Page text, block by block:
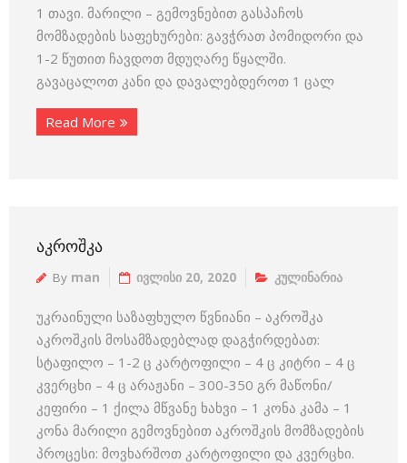
1 თავი. მარილი – გემოვნებით გასპაჩოს
მომზადების საფეხურები: გავჭრათ პომიდორი და
1-2 წუთით ჩავდოთ მდუღარე წყალში.
გავაცალოთ კანი და დავალებდეროთ 1 ცალ
Read More
ᲐᲙᲠᲝᲨᲙᲐ
By man ივლისი 20, 2020 კულინარია
უკრაინული საზაფხულო წვნიანი – აკროშკა
აკროშკის მოსამზადებლად დაგჭირდებათ:
სტაფილო – 1-2 ც კარტოფილი – 4 ც კიტრი – 4 ც
კვერცხი – 4 ც არაჟანი – 300-350 გრ მაწონი/
კეფირი – 1 ქილა მწვანე ხახვი – 1 კონა კამა – 1
კონა მარილი გემოვნებით აკროშკის მომზადების
პროცესი: მოვხარშოთ კარტოფილი და კვერცხი.